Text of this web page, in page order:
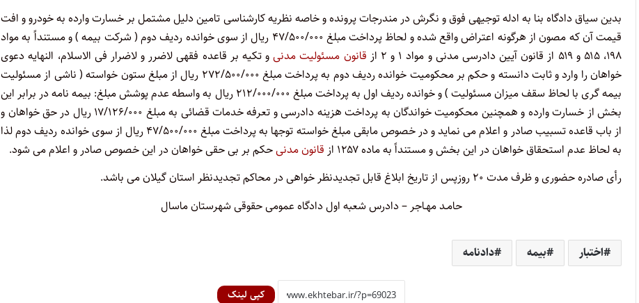
بدین سیاق دادگاه بنا به ادله توجیهی فوق و نگرش در مندرجات پرونده و خاصه نظریه کارشناسی تامین دلیل مشتمل بر خسارت وارده به خودرو و افت
قیمت آن که مصون از هرگونه اعتراض واقع شده و لحاظ پرداخت مبلغ ۴۷/۵۰۰/۰۰۰ ریال از سوی خوانده ردیف دوم ( شرکت بیمه ) و مستنداً به مواد
۱۹۸، ۵۱۵ و ۵۱۹ از قانون آیین دادرسی مدنی و مواد ۱ و ۲ از
قانون مسئولیت مدنیو تکیه بر قاعده فقهی لاضرر و لاضرار فی الاسلام، النهایه دعوی
خواهان را وارد و ثابت دانسته و حکم بر محکومیت خوانده ردیف دوم به پرداخت مبلغ ۲۷۲/۵۰۰/۰۰۰ ریال از مبلغ ستون خواسته ( ناشی از مسئولیت
بیمه گری با لحاظ سقف میزان مسئولیت ) و خوانده ردیف اول به پرداخت مبلغ ۲۱۲/۰۰۰/۰۰۰ ریال به واسطه عدم پوشش مبلغ: بیمه نامه در برابر این
بخش از خسارت وارده و همچنین محکومیت خواندگان به پرداخت هزینه دادرسی و تعرفه خدمات قضائی به مبلغ ۱۷/۱۲۶/۰۰۰ ریال در حق خواهان و
از باب قاعده تسبیب صادر و اعلام می نماید و در خصوص مابقی مبلغ خواسته توجها به پرداخت مبلغ ۴۷/۵۰۰/۰۰۰ ریال از سوی خوانده ردیف دوم لذا
به لحاظ عدم استحقاق خواهان در این بخش و مستنداً به ماده ۱۲۵۷ از
قانون مدنیحکم بر بی حقی خواهان در این خصوص صادر و اعلام می شود.
رأی صادره حضوری و ظرف مدت ۲۰ روزپس از تاریخ ابلاغ قابل تجدیدنظر خواهی در محاکم تجدیدنظر استان گیلان می باشد.
حامـد مهـاجر – دادرس شعبه اول دادگاه عمومی حقوقی شهرستان ماسال
اختبار بیمه دادنامه
کپی لینک